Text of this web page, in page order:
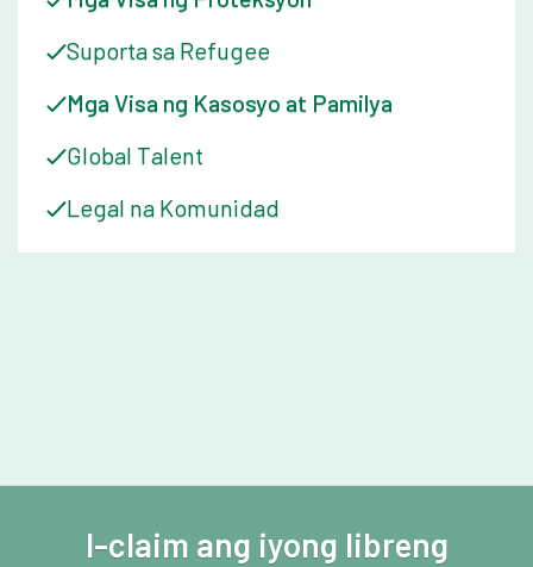
Suporta sa Refugee
Mga Visa ng Kasosyo at Pamilya
Global Talent
Legal na Komunidad
I-claim ang iyong libreng